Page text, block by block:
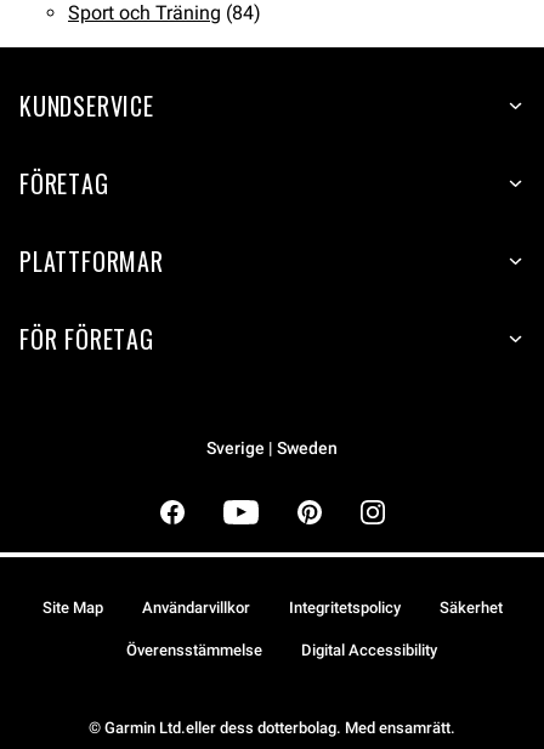
Sport och Träning (84)
KUNDSERVICE
FÖRETAG
PLATTFORMAR
FÖR FÖRETAG
Sverige | Sweden
© Garmin Ltd.eller dess dotterbolag. Med ensamrätt.
Site Map Användarvillkor Integritetspolicy Säkerhet
Överensstämmelse Digital Accessibility